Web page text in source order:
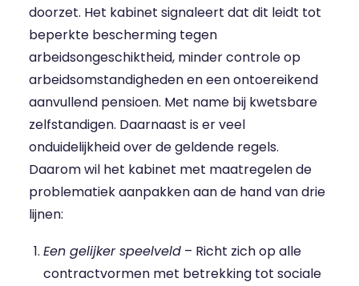
doorzet. Het kabinet signaleert dat dit leidt tot
beperkte bescherming tegen
arbeidsongeschiktheid, minder controle op
arbeidsomstandigheden en een ontoereikend
aanvullend pensioen. Met name bij kwetsbare
zelfstandigen. Daarnaast is er veel
onduidelijkheid over de geldende regels.
Daarom wil het kabinet met maatregelen de
problematiek aanpakken aan de hand van drie
lijnen:
Een gelijker speelveld – Richt zich op alle
contractvormen met betrekking tot sociale